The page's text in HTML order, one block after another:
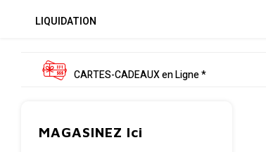
LIQUIDATION
CARTES-CADEAUX en Ligne *
MAGASINEZ Ici